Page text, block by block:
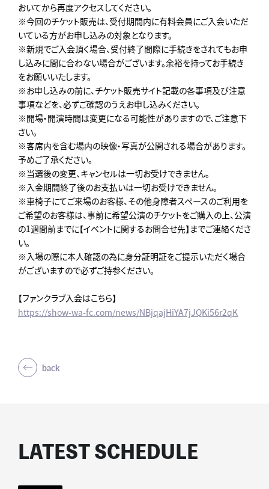
おいてから再度アクセスしてください。
※今回のチケット販売は、受付期間内に有料会員にご入会いただ
いている方がお申し込みの対象となります。
※新規でご入会頂く場合、受付終了間際に手続きをされてもお申
し込みに間に合わない場合がございます。余裕を持ってお手続き
をお願いいたします。
※お申し込みの前に、チケット販売サイト記載の各事項及び注意
事項などを、必ずご確認のうえお申し込みください。
※開場・開演時間は変更になる可能性がありますので、ご注意下
さい。
※客席内を含む場内の映像・写真が公開される場合があります。
予めご了承ください。
※当選後の変更、キャンセルは一切お受けできません。
※入金期間終了後のお支払いは一切お受けできません。
※車椅子にてご来場のお客様、その他身障者スペースのご利用を
ご希望のお客様は、事前に希望公演のチケットをご購入の上、公演
の1週間前までに【イベントに関するお問合せ先】までご連絡くださ
い。
※入場の際に本人確認の為に身分証明証をご提示いただく場合
がございますので必ずご持参ください。
【ファンクラブ入会はこちら】
https://show-wa-fc.com/news/NBjqajHiYA7jJQKi56r2qK
back
LATEST SCHEDULE